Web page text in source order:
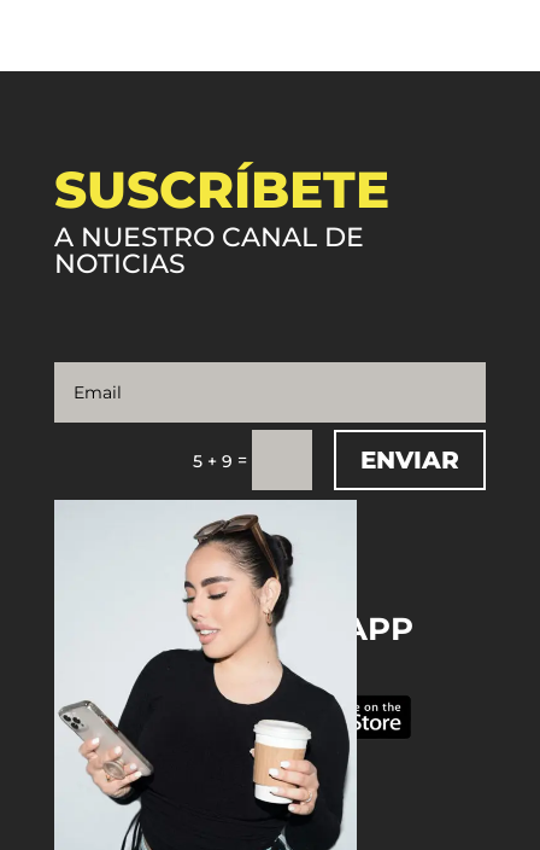
SUSCRÍBETE
A NUESTRO CANAL DE
NOTICIAS
5 + 9 = ENVIAR
DOWNLOAD THE APP